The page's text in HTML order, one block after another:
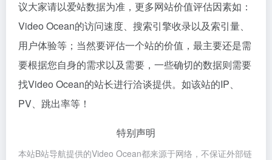
议大家请以爱站数据为准，更多网站价值评估因素如：
Video Ocean的访问速度、搜索引擎收录以及索引量、
用户体验等；当然要评估一个站的价值，最主要还是需
要根据您自身的需求以及需要，一些确切的数据则需要
找Video Ocean的站长进行洽谈提供。如该站的IP、
PV、跳出率等！
特别声明
本站B站导航提供的Video Ocean都来源于网络，不保证外部链